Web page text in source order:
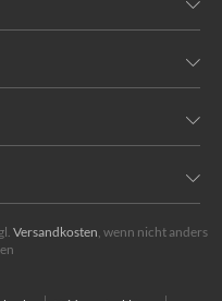
Versandkosten, wenn nicht anders